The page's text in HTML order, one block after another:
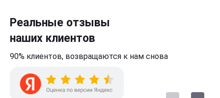
Реальные отзывы
наших клиентов
90% клиентов, возвращаются к нам снова